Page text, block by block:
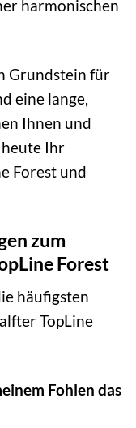
harmonischen
Grundstein für
eine lange,
Ihnen und
heute Ihr
Forest und
zum
Forest
häufigsten
TopLine
Fohlen das